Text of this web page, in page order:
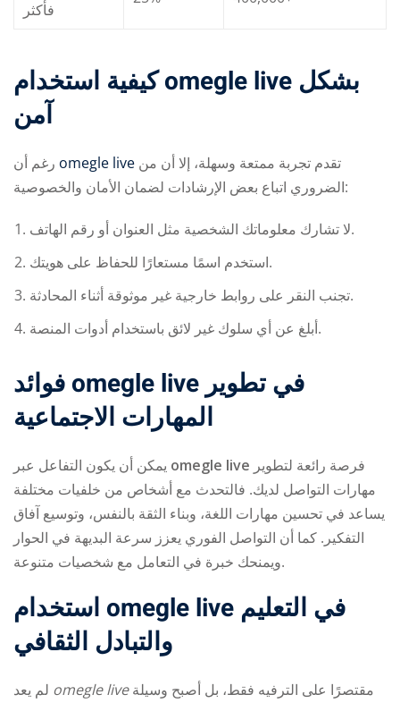
فأكثر
كيفية استخدام omegle live بشكل
آمن
omegle live
الضروري اتباع بعض الإرشادات لضمان الأمان والخصوصية:
لا تشارك معلوماتك الشخصية مثل العنوان أو رقم الهاتف.
استخدم اسمًا مستعارًا للحفاظ على هويتك.
تجنب النقر على روابط خارجية غير موثوقة أثناء المحادثة.
أبلغ عن أي سلوك غير لائق باستخدام أدوات المنصة.
فوائد omegle live في تطوير
المهارات الاجتماعية
omegle live
مهارات التواصل لديك. فالتحدث مع أشخاص من خلفيات مختلفة
يساعد في تحسين مهارات اللغة، وبناء الثقة بالنفس، وتوسيع آفاق
التفكير. كما أن التواصل الفوري يعزز سرعة البديهة في الحوار
ويمنحك خبرة في التعامل مع شخصيات متنوعة.
استخدام omegle live في التعليم
والتبادل الثقافي
omegle liveمقتصرًا على الترفيه فقط، بل أصبح وسيلة